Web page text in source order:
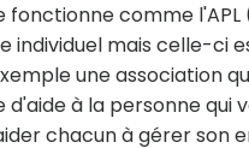
comme
mais celle-ci
une association
à la personne qui
chacun à gérer son